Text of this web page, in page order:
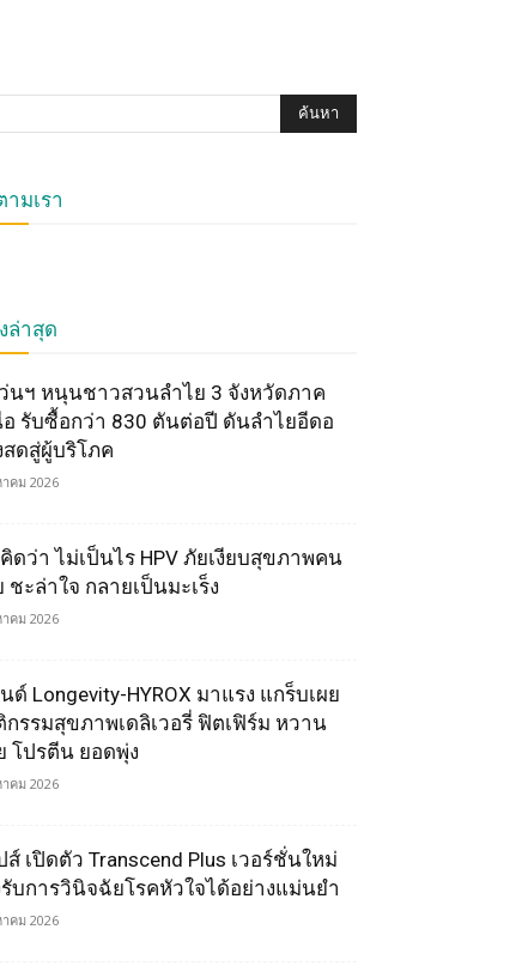
มเรา
ล่าสุด
ว่นฯ หนุนชาวสวนลำไย 3 จังหวัดภาค
อ รับซื้อกว่า 830 ตันต่อปี ดันลำไยอีดอ
สดสู่ผู้บริโภค
าคม 2026
คิดว่า ไม่เป็นไร HPV ภัยเงียบสุขภาพคน
ชะล่าใจ กลายเป็นมะเร็ง
าคม 2026
ด์ Longevity-HYROX มาแรง แกร็บเผย
กรรมสุขภาพเดลิเวอรี่ ฟิตเฟิร์ม หวาน
โปรตีน ยอดพุ่ง
าคม 2026
เปิดตัว Transcend Plus เวอร์ชั่นใหม่
รับการวินิจฉัยโรคหัวใจได้อย่างแม่นยำ
าคม 2026